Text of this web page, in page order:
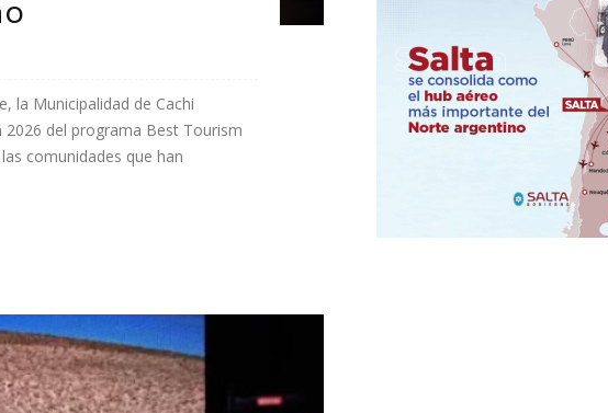
la Municipalidad de Cachi
del programa Best Tourism
comunidades que han